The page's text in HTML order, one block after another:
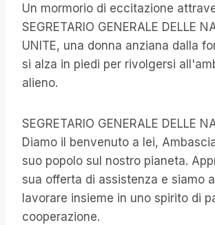
Un mormorio di eccitazione
SEGRETARIO GENERALE DELLE
UNITE, una donna anziana dalla
si alza in piedi per rivolgersi
alieno.
SEGRETARIO GENERALE DELLE
Diamo il benvenuto a lei,
suo popolo sul nostro pianeta.
sua offerta di assistenza e siamo
lavorare insieme in uno spirito di
cooperazione.